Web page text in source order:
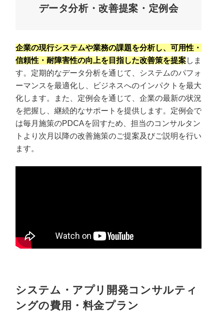
データ分析・改善提案・定例会
企業の現行システムや業務の課題を分析し、可用性・
信頼性・耐障害性の向上を目指した改善策を提案しま
す。定期的なデータ分析を通じて、システムのパフォ
ーマンスを最適化し、ビジネスへのインパクトを最大
化します。また、定例会を通じて、企業の最新の状況
を把握し、継続的なサポートを提供します。定例会で
は毎月施策のPDCAを回すため、担当のコンサルタン
トより次月以降の改善施策のご提案及びご説明を行い
ます。
システム・アプリ開発コンサルティ
ングの費用・料金プラン